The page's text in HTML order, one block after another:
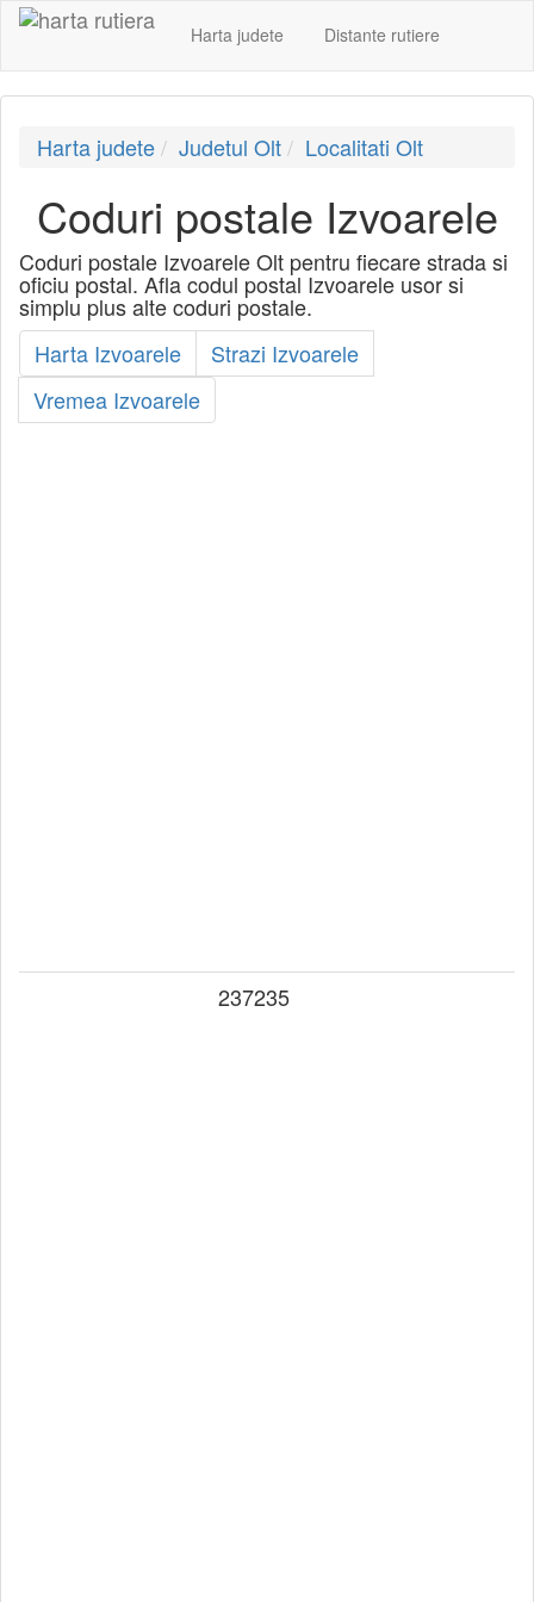
Harta judete Distante rutiere
Harta judete Judetul Olt Localitati Olt
Coduri postale Izvoarele
Coduri postale Izvoarele Olt pentru fiecare strada si
oficiu postal. Afla codul postal Izvoarele usor si
simplu plus alte coduri postale.
Harta Izvoarele
Strazi Izvoarele
Vremea Izvoarele
237235